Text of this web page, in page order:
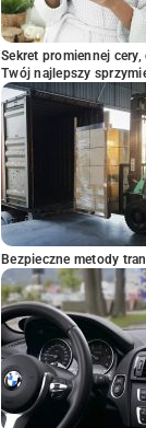
Sekret promiennej
Twój najlepszy
Bezpieczne metody